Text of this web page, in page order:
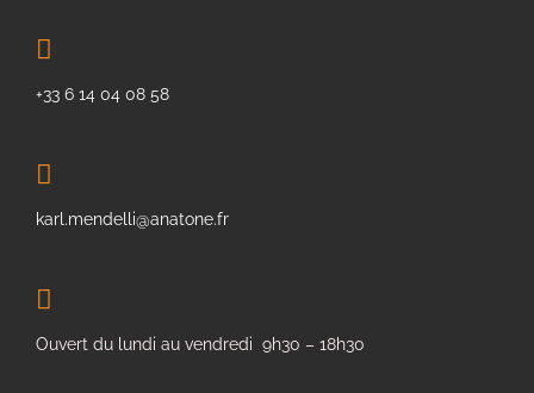
+33 6 14 04 08 58
karl.mendelli@anatone.fr
Ouvert du lundi au vendredi 9h30 – 18h30